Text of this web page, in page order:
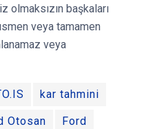
olmaksızın başkaları
veya tamamen
veya
kar tahmini
Otosan Ford